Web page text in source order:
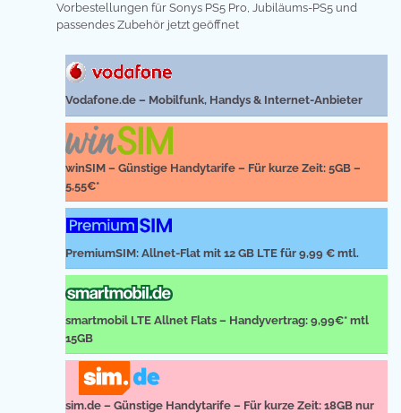
Vorbestellungen für Sonys PS5 Pro, Jubiläums-PS5 und
passendes Zubehör jetzt geöffnet
Vodafone.de – Mobilfunk, Handys & Internet-Anbieter
winSIM – Günstige Handytarife – Für kurze Zeit: 5GB –
5,55€*
PremiumSIM: Allnet-Flat mit 12 GB LTE für 9,99 € mtl.
smartmobil LTE Allnet Flats – Handyvertrag: 9,99€* mtl
15GB
sim.de – Günstige Handytarife – Für kurze Zeit: 18GB nur